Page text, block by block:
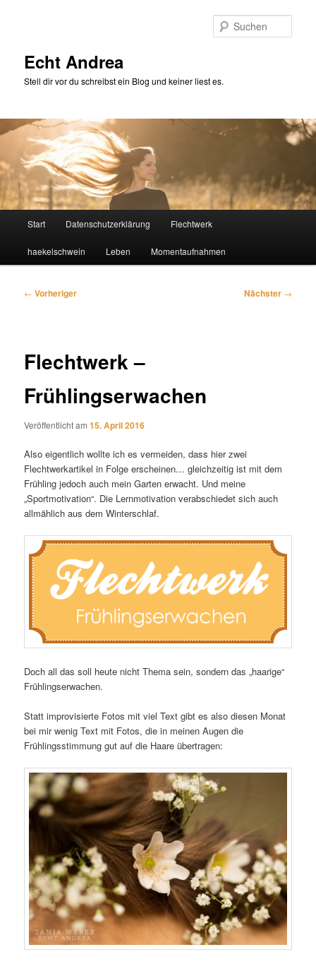
Echt Andrea
Stell dir vor du schreibst ein Blog und keiner liest es.
Start Datenschutzerklärung Flechtwerk
haekelschwein Leben Momentaufnahmen
Beitragsnavigation
← Vorheriger Nächster →
Flechtwerk –
Frühlingserwachen
Veröffentlicht am15. April 2016
Also eigentlich wollte ich es vermeiden, dass hier zwei
Flechtwerkartikel in Folge erscheinen… gleichzeitig ist mit dem
Frühling jedoch auch mein Garten erwacht. Und meine
„Sportmotivation“. Die Lernmotivation verabschiedet sich auch
allmählich aus dem Winterschlaf.
Doch all das soll heute nicht Thema sein, sondern das „haarige“
Frühlingserwachen.
Statt improvisierte Fotos mit viel Text gibt es also diesen Monat
bei mir wenig Text mit Fotos, die in meinen Augen die
Frühlingsstimmung gut auf die Haare übertragen: